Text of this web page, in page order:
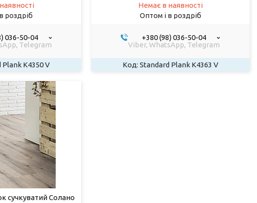
роздріб
036-50-04
Telegram
Plank K4350 V
Немає в наявності
Оптом і в роздріб
+380 (98) 036-50-04
Viber, WhatsApp, Telegram
Standard Plank K4363 V
сучкуватий Солано